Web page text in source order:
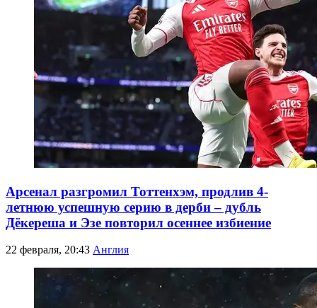
Арсенал разгромил Тоттенхэм, продлив 4-
летнюю успешную серию в дерби – дубль
Дёкереша и Эзе повторил осеннее избиение
22 февраля, 20:43 Англия